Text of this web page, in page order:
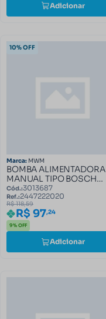
Adicionar
10% OFF
Marca: MWM
BOMBA ALIMENTADORA
MANUAL TIPO BOSCH
2447222020
Cód.:3013687
Ref.:2447222020
R$ 118,59
R$ 97,24
9% OFF
Adicionar